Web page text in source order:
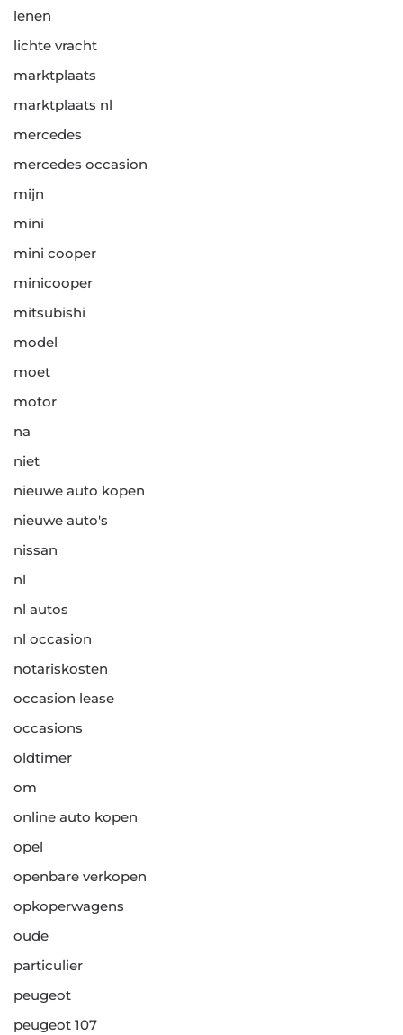
lenen
lichte vracht
marktplaats
marktplaats nl
mercedes
mercedes occasion
mijn
mini
mini cooper
minicooper
mitsubishi
model
moet
motor
na
niet
nieuwe auto kopen
nieuwe auto's
nissan
nl
nl autos
nl occasion
notariskosten
occasion lease
occasions
oldtimer
om
online auto kopen
opel
openbare verkopen
opkoperwagens
oude
particulier
peugeot
peugeot 107